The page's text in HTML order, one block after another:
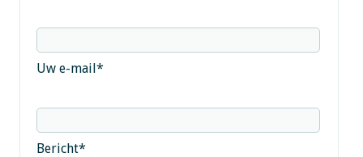
Uw e-mail*
Bericht*